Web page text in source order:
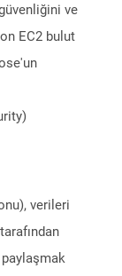
ve
EC2 bulut
verileri